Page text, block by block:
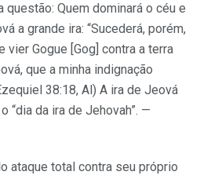
Quem dominará o céu e
a grande ira: “Sucederá, porém,
vier Gogue [Gog] contra a terra
que a minha indignação
38:18, Al) A ira de Jeová
“dia da ira de Jehovah”. —
ataque total contra seu próprio